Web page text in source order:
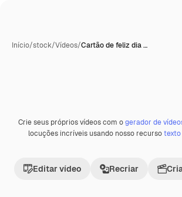
Início/stock/Vídeos/Cartão de feliz dia …
Premium
Crie seus próprios vídeos com ogerador de
locuções incríveis usando nosso recursotexto
Editar vídeo Recriar